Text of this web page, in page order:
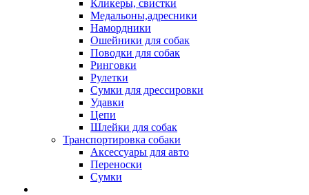
Кликеры, свистки
Медальоны,адресники
Намордники
Ошейники для собак
Поводки для собак
Ринговки
Рулетки
Сумки для дрессировки
Удавки
Цепи
Шлейки для собак
Транспортировка собаки
Аксессуары для авто
Переноски
Сумки